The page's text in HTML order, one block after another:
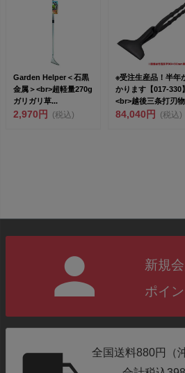
Garden Helper＜石黒
金属＞<br>超軽量270g
ガリガリ草...
2,970円 (税込)
※受注生産品！半年
かります【017-330】
<br>越後三条打刃
東...
84,040円 (税込)
新規
ポイ
全国送料880円（